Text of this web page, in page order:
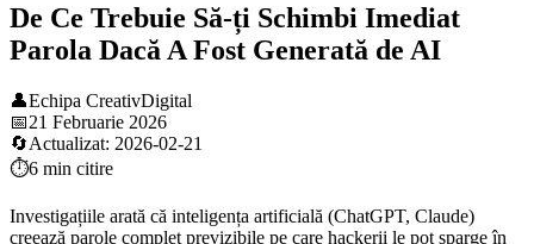
De Ce Trebuie Să-ți Schimbi Imediat
Parola Dacă A Fost Generată de AI
👤Echipa CreativDigital
📅21 Februarie 2026
🔄Actualizat: 2026-02-21
⏱️6 min citire
Investigațiile arată că inteligența artificială (ChatGPT, Claude)
creează parole complet previzibile pe care hackerii le pot sparge în